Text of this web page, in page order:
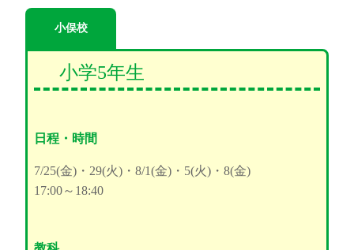
小俣校
小学5年生
日程・時間
7/25(金)・29(火)・8/1(金)・5(火)・8(金)
17:00～18:40